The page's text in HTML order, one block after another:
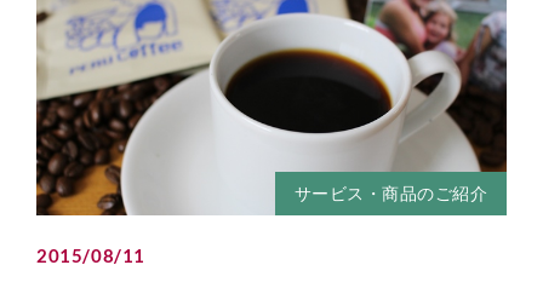
サービス・商品のご紹介
2015/08/11